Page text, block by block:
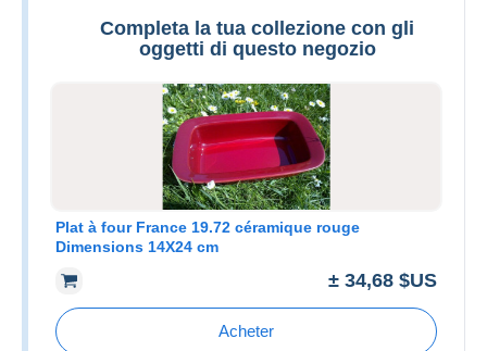
Completa la tua collezione con gli
oggetti di questo negozio
Plat à four France 19.72 céramique rouge
Dimensions 14X24 cm
± 34,68 $US
Acheter